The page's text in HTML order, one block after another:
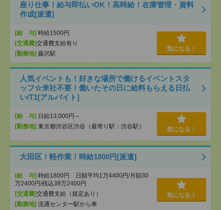
座り仕事！給与即払いOK！高時給！在庫管理・資料
作成[派遣]
[給 与] 時給1500円
[交通費]交通費支給有り
[勤務地] 藤沢駅
気になる！
人気イベントも！好きな場所で働けるイベントスタ
ッフ☆来社不要！働いたその日に給料もらえる日払
い/T1[アルバイト]
[給 与] 日給13,000円～
[勤務地] 東京都渋谷区渋谷（最寄り駅：渋谷駅） 気になる！
大田区！軽作業！時給1800円[派遣]
[給 与] 時給1800円 日額平均1万4400円/月額30
万2400円/残込39万2400円
[交通費]交通費支給（規定あり）
[勤務地] 流通センター駅から車
気になる！